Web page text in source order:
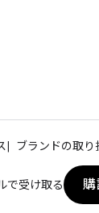
ブランドの取
で受け取る
購